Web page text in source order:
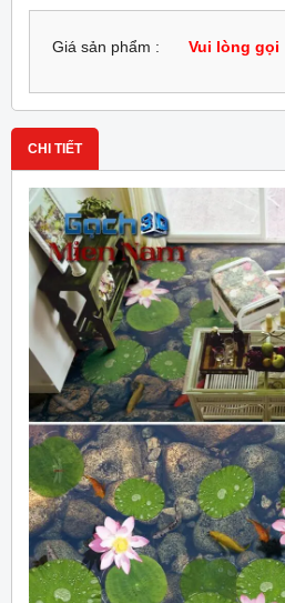
Giá sản phẩm : Vui lòng gọi
CHI TIẾT